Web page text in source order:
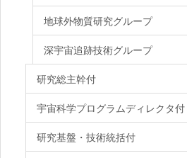
地球外物質研究グループ
深宇宙追跡技術グループ
研究総主幹付
宇宙科学プログラムディレクタ付
研究基盤・技術統括付